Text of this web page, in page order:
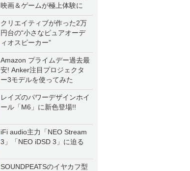
映画＆ゲームが極上体験に
クリエイティブが作った2万
円台の“小さなピュアオーデ
ィオスピーカー”
Amazon プライムデー過去最
安! Anker注目プロジェクタ
ー3モデルを使ってみた
レイズのパワーデザインホイ
ール「M6」に新色登場!!
iFi audio主力「NEO Stream
3」「NEO iDSD 3」に迫る
SOUNDPEATSのイヤカフ型